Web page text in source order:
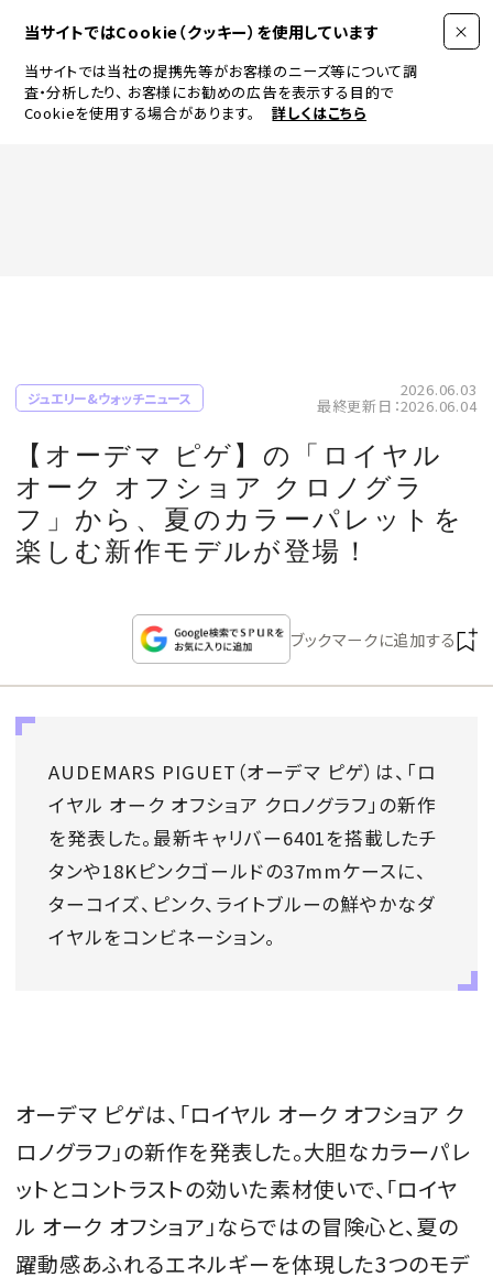
当サイトではCookie（クッキー）を使用しています
当サイトでは当社の提携先等がお客様のニーズ等について調
査・分析したり、 お客様にお勧めの広告を表示する目的で
Cookieを使用する場合があります。
詳しくはこちら
LIFESTYLE
CULTURE
CELEBRITY
COLLECTION
FORTUNE
SDGs
MAGAZINE
SPUR読者のためのメンバーシッププログラム
「The SPUR Club」。便利な機能と特典を無料で楽し
めます。
ログイン・新規会員登録
ジュエリー&ウォッチニュース 2026.06.03
最終更新日：2026.06.04
【オーデマ ピゲ】の「ロイヤル
オーク オフショア クロノグラ
フ」から、夏のカラーパレットを
楽しむ新作モデルが登場！
ブックマークに追加する
AUDEMARS PIGUET（オーデマ ピゲ）は、「ロ
イヤル オーク オフショア クロノグラフ」の新作
を発表した。最新キャリバー6401を搭載したチ
タンや18Kピンクゴールドの37mmケースに、
ターコイズ、ピンク、ライトブルーの鮮やかなダ
イヤルをコンビネーション。
オーデマ ピゲは、「ロイヤル オーク オフショア ク
ロノグラフ」の新作を発表した。大胆なカラーパレ
ットとコントラストの効いた素材使いで、「ロイヤ
ル オーク オフショア」ならではの冒険心と、夏の
躍動感あふれるエネルギーを体現した3つのモデ